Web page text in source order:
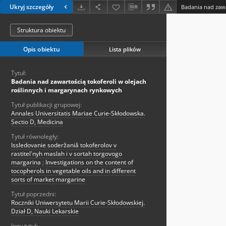
Ukryj szczegóły
Struktura obiektu
Opis obiektu Lista plików
Tytuł:
Badania nad zawartością tokoferoli w olejach
roślinnych i margarynach rynkowych
Tytuł publikacji grupowej:
Annales Universitatis Mariae Curie-Skłodowska.
Sectio D, Medicina
Tytuł równoległy:
Issledovanie soderžaniâ tokoferolov v
rastitelʹnyh maslah i v sortah torgovogo
margarina ; Investigations on the content of
tocopherols in vegetable oils and in different
sorts of market margarine
Tytuł poprzedni:
Roczniki Uniwersytetu Marii Curie-Skłodowskiej.
Dział D, Nauki Lekarskie